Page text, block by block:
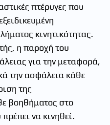
πτέρυγες που
κινητικότητας.
η παροχή του
για την μεταφορά,
την ασφάλεια κάθε
της
βοηθήματος στο
να κινηθεί.